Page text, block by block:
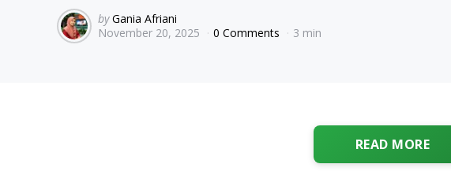
Posted
by
by Gania Afriani
November 20, 2025
0 Comments 3 min
READ MORE